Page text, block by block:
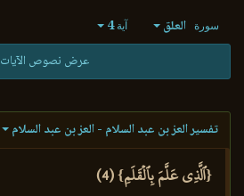
سورة العلق آية4
عرض نصوص الآيات
تفسير العز بن عبد السلام - العز بن عبد السلام
{ٱلَّذِي عَلَّمَ بِٱلۡقَلَمِ} (4)